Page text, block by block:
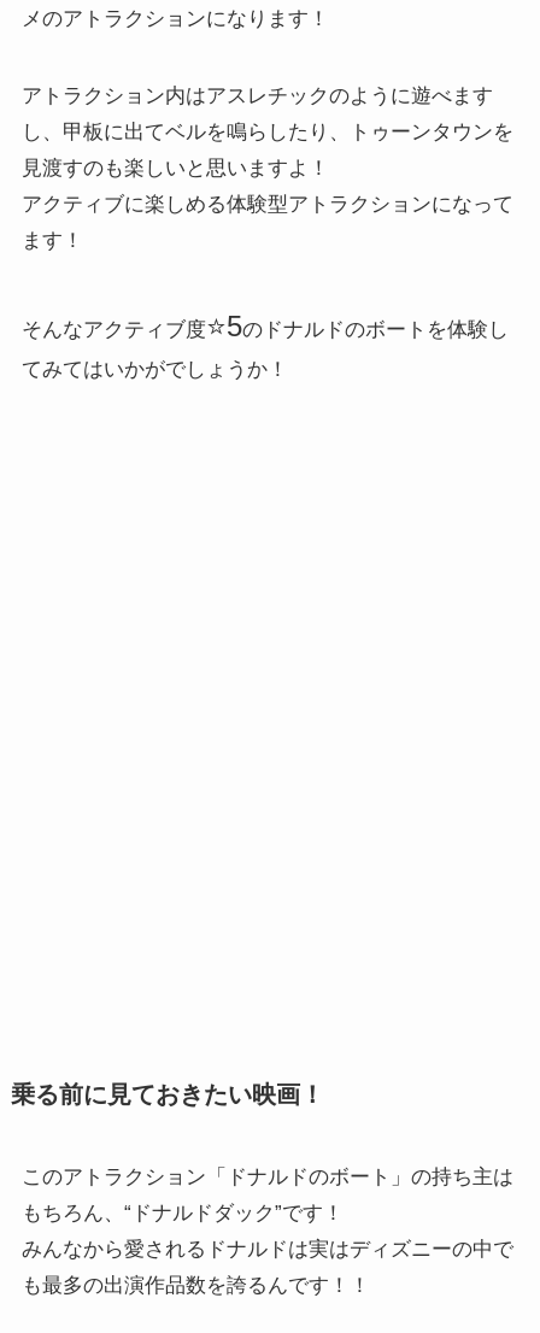
メのアトラクションになります！
アトラクション内はアスレチックのように遊べます
し、甲板に出てベルを鳴らしたり、トゥーンタウンを
見渡すのも楽しいと思いますよ！
アクティブに楽しめる体験型アトラクションになって
ます！
そんなアクティブ度⭐️5のドナルドのボートを体験し
てみてはいかがでしょうか！
乗る前に見ておきたい映画！
このアトラクション「ドナルドのボート」の持ち主は
もちろん、“ドナルドダック”です！
みんなから愛されるドナルドは実はディズニーの中で
も最多の出演作品数を誇るんです！！